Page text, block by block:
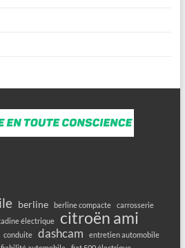
berline berline compacte
carrosserie
électrique citroën ami
conduite dashcam entretien automobile